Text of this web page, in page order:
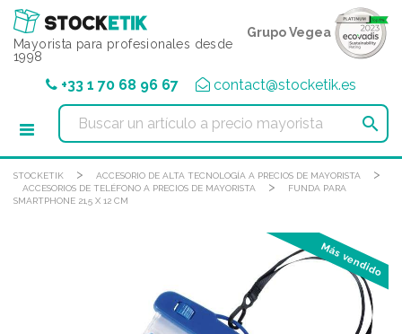
Mayorista para profesionales desde
1998
Grupo Vegea
+33 1 70 68 96 67 contact@stocketik.es

STOCKETIK > ACCESORIO DE ALTA TECNOLOGÍA A PRECIOS DE MAYORISTA >
ACCESORIOS DE TELÉFONO A PRECIOS DE MAYORISTA >
FUNDA PARA
SMARTPHONE 21,5 X 12 CM
Más vendido
Panel de gestión de cookies